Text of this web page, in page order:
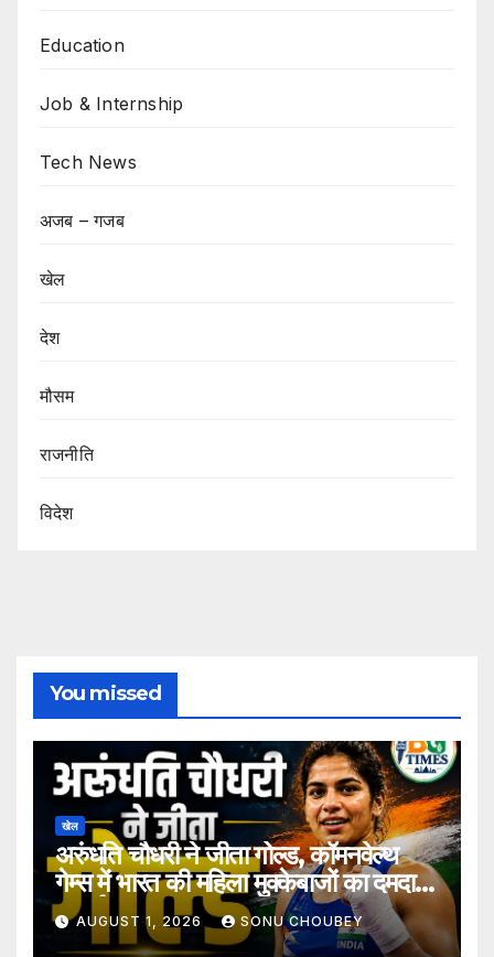
Education
Job & Internship
Tech News
अजब – गजब
खेल
देश
मौसम
राजनीति
विदेश
You missed
खेल
अरुंधति चौधरी ने जीता गोल्ड, कॉमनवेल्थ
गेम्स में भारत की महिला मुक्केबाजों का दमदार
प्रदर्शन
AUGUST 1, 2026 SONU CHOUBEY